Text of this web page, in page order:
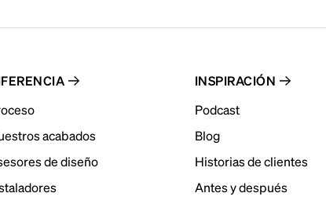
acabados
de diseño
INSPIRACIÓN
Podcast
Blog
Historias de clientes
Antes y después